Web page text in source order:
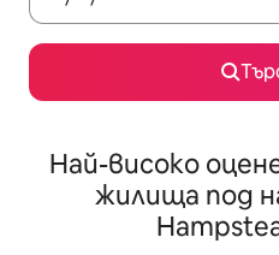
Най-високо
жилища под